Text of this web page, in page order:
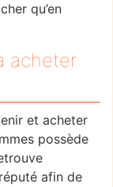
qu’en
acheter
et acheter
possède
afin de